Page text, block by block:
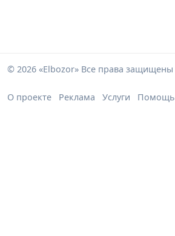
© 2026 «Elbozor» Все права защищены
О проекте Реклама Услуги Помощь